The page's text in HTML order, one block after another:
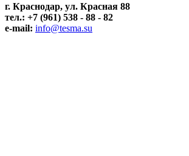
г. Краснодар, ул. Красная 88
тел.: +7 (961) 538 - 88 - 82
e-mail: info@tesma.su